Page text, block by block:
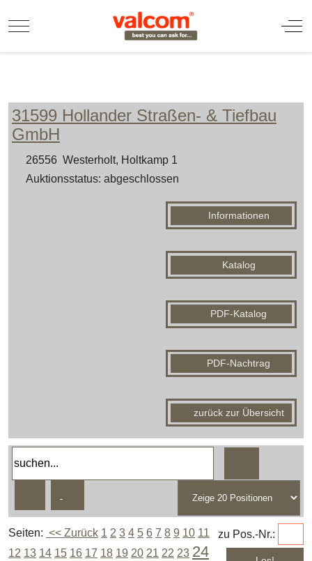
Mobile Menu Toggle Off-
31599 Hollander Straßen- & Tiefbau
GmbH
26556 Westerholt, Holtkamp 1
Auktionsstatus: abgeschlossen
Informationen
Katalog
PDF-Katalog
PDF-Nachtrag
zurück zur Übersicht
Seiten: << Zurück 1 2 3 4 5 6 7 8 9 10 11
12 13 14 15 16 17 18 19 20 21 22 23 24
zu Pos.-Nr.: